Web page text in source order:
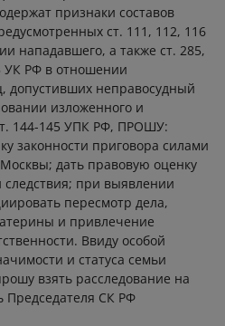
признаки составов
ст. 111, 112, 116
нападавшего, а также ст. 285,
УК РФ в отношении
допустивших неправосудный
изложенного и
144-145 УПК РФ, ПРОШУ:
законности приговора силами
дать правовую оценку
следствия; при выявлении
пересмотр дела,
и привлечение
Ввиду особой
и статуса семьи
взять расследование на
Председателя СК РФ